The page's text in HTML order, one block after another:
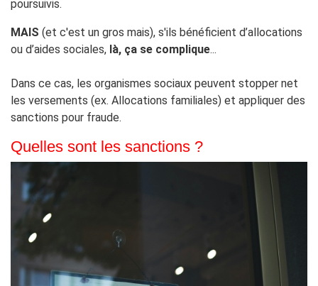
poursuivis.
MAIS (et c'est un gros mais), s'ils bénéficient d’allocations
ou d’aides sociales, là, ça se complique...
Dans ce cas, les organismes sociaux peuvent stopper net
les versements (ex. Allocations familiales) et appliquer des
sanctions pour fraude.
Quelles sont les sanctions ?